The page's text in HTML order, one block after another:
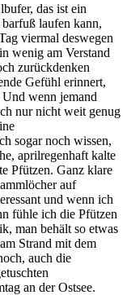
das ist ein
laufen kann,
viermal deswegen
wenig am Verstand
zurückdenken
Gefühl erinnert,
wenn jemand
nur nicht weit genug
sogar noch wissen,
aprilregenhaft kalte
Pfützen. Ganz klare
auf
und wenn ich
fühle ich die Pfützen
man behält so etwas
Strand mit dem
auch die
an der Ostsee.